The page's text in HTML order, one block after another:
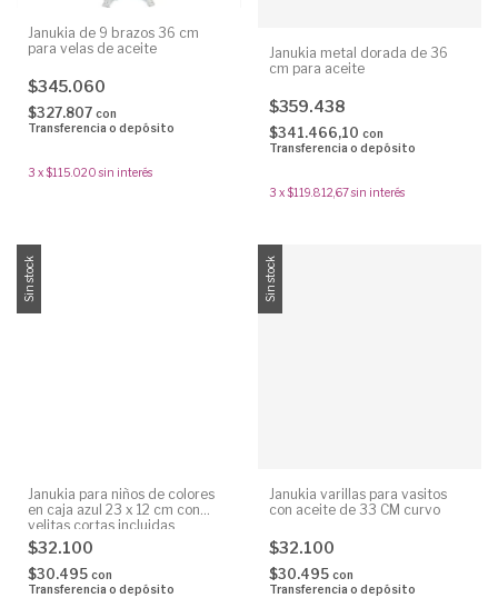
Janukia de 9 brazos 36 cm
para velas de aceite
$345.060
$327.807 con
Transferencia o depósito
3 x$115.020 sin interés
Janukia metal dorada de 36
cm para aceite
$359.438
$341.466,10 con
Transferencia o depósito
3 x$119.812,67sin interés
Sin stock
Janukia para niños de colores
en caja azul 23 x 12 cm con
velitas cortas incluidas
$32.100
$30.495 con
Transferencia o depósito
Sin stock
Janukia varillas para vasitos
con aceite de 33 CM curvo
$32.100
$30.495 con
Transferencia o depósito